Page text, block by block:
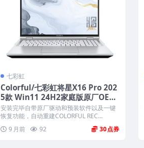
七彩虹
Colorful/七彩虹将星X16 Pro 202
5款 Win11 24H2家庭版原厂OEM
系统 带COLORFUL一键还原
安装完毕自带原厂驱动和预装软件以及一键
恢复功能，自动重建COLORFUL REC...
9 月前
92 30